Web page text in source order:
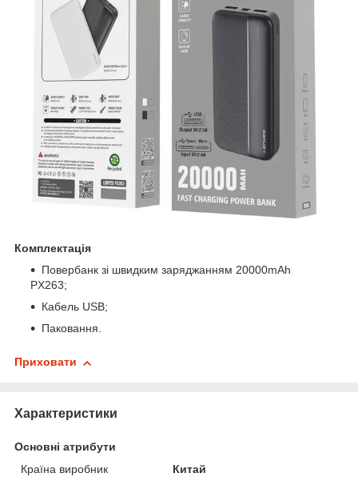
Комплектація
Повербанк зі швидким заряджанням 20000mAh
PX263;
Кабель USB;
Паковання.
Приховати
Характеристики
Основні атрибути
Країна виробник
Китай